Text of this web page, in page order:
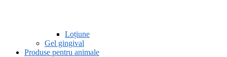
Loțiune
Gel gingival
Produse pentru animale